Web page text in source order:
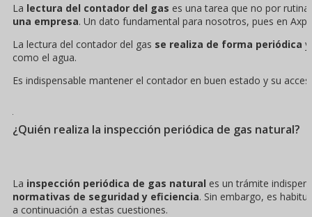
La lectura del contador del gas es una tarea que no por
una empresa. Un dato fundamental para nosotros, pues en
La lectura del contador del gas se realiza de forma periódica
como el agua.
Es indispensable mantener el contador en buen estado y su
¿Quién realiza la inspección periódica de gas natural?
La inspección periódica de gas natural es un trámite
normativas de seguridad y eficiencia. Sin embargo, es
a continuación a estas cuestiones.